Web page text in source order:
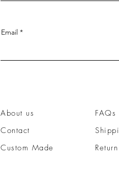
Email
About us
Contact
Custom Made
FAQs